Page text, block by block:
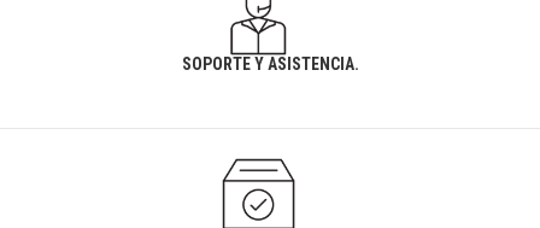
SOPORTE Y ASISTENCIA.